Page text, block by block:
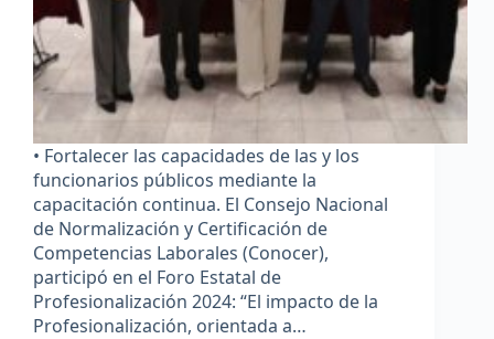
• Fortalecer las capacidades de las y los
funcionarios públicos mediante la
capacitación continua. El Consejo Nacional
de Normalización y Certificación de
Competencias Laborales (Conocer),
participó en el Foro Estatal de
Profesionalización 2024: “El impacto de la
Profesionalización, orientada a…